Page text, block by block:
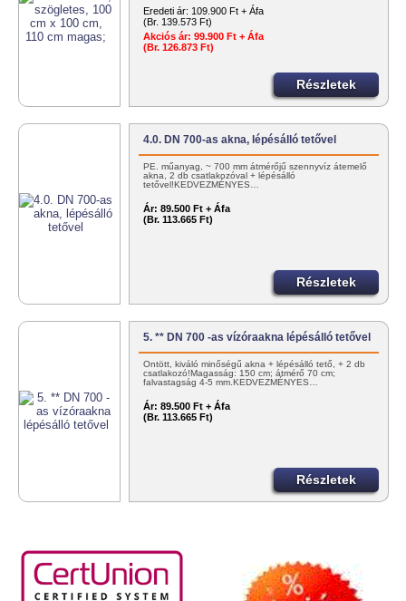
Eredeti ár: 109.900 Ft + Áfa
(Br. 139.573 Ft)
Akciós ár: 99.900 Ft + Áfa
(Br. 126.873 Ft)
Részletek
4.0. DN 700-as akna, lépésálló tetővel
PE. műanyag, ~ 700 mm átmérőjű szennyvíz átemelő
akna, 2 db csatlakozóval + lépésálló
tetővel!KEDVEZMÉNYES…
Ár: 89.500 Ft + Áfa
(Br. 113.665 Ft)
Részletek
5. ** DN 700 -as vízóraakna lépésálló tetővel
Öntött, kiváló minőségű akna + lépésálló tető, + 2 db
csatlakozó!Magasság: 150 cm; átmérő 70 cm;
falvastagság 4-5 mm.KEDVEZMÉNYES…
Ár: 89.500 Ft + Áfa
(Br. 113.665 Ft)
Részletek